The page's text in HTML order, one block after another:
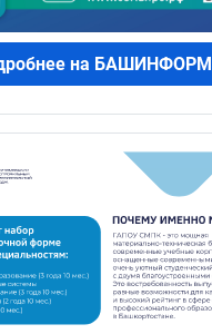
на БАШИНФОРМ